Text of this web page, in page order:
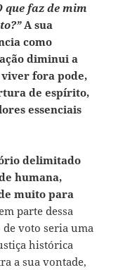
faz de mim
A sua
como
diminui a
fora pode,
de espírito,
essenciais
delimitado
humana,
muito para
parte dessa
voto seria uma
histórica
a sua vontade,